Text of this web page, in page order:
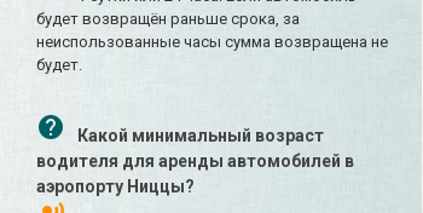
будет возвращён раньше срока, за
неиспользованные часы сумма возвращена не
будет.
Какой минимальный возраст
водителя для аренды автомобилей в
аэропорту Ниццы?